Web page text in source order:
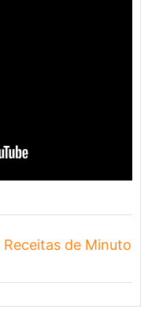
Receitas de Minuto